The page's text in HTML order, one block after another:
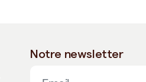
Notre newsletter